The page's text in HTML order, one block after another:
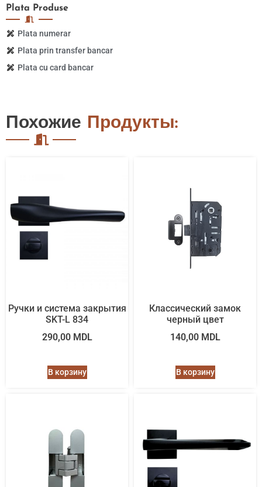
Plata Produse
Plata numerar
Plata prin transfer bancar
Plata cu card bancar
Похожие Продукты:
Ручки и система закрытия
SKT-L 834
290,00 MDL
В корзину
Классический замок
черный цвет
140,00 MDL
В корзину